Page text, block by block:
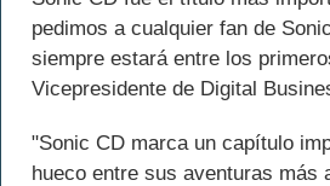
pedimos a cualquier fan de
siempre estará entre los
Vicepresidente de Digital
"Sonic CD marca un capítulo
hueco entre sus aventuras más